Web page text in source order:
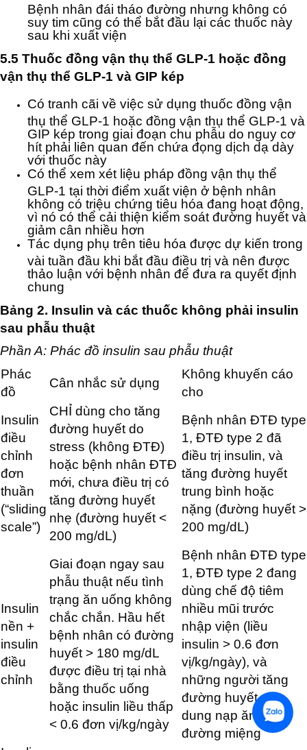
Bệnh nhân đái tháo đường nhưng không có
suy tim cũng có thể bắt đầu lại các thuốc này
sau khi xuất viện
5.5 Thuốc đồng vận thụ thể GLP-1 hoặc đồng
vận thụ thể GLP-1 và GIP kép
Có tranh cãi về việc sử dụng thuốc đồng vận
thụ thể GLP-1 hoặc đồng vận thụ thể GLP-1 và
GIP kép trong giai đoạn chu phẫu do nguy cơ
hít phải liên quan đến chứa đọng dịch dạ dày
với thuốc này
Có thể xem xét liệu pháp đồng vận thụ thể
GLP-1 tại thời điểm xuất viện ở bệnh nhân
không có triệu chứng tiêu hóa đang hoạt động,
vì nó có thể cải thiện kiểm soát đường huyết và
giảm cân nhiều hơn
Tác dụng phụ trên tiêu hóa được dự kiến trong
vài tuần đầu khi bắt đầu điều trị và nên được
thảo luận với bệnh nhân để đưa ra quyết định
chung
Bảng 2. Insulin và các thuốc không phải insulin
sau phẫu thuật
Phần A: Phác đồ insulin sau phẫu thuật
Phác
đồ
Cân nhắc sử dụng
Không khuyến cáo
cho
Insulin
điều
chỉnh
đơn
thuần
(“sliding
scale”)
CHỈ dùng cho tăng
đường huyết do
stress (không ĐTĐ)
hoặc bệnh nhân ĐTĐ
mới, chưa điều trị có
tăng đường huyết
nhẹ (đường huyết <
200 mg/dL)
Bệnh nhân ĐTĐ type
1, ĐTĐ type 2 đã
điều trị insulin, và
tăng đường huyết
trung bình hoặc
nặng (đường huyết >
200 mg/dL)
Insulin
nền +
insulin
điều
chỉnh
Giai đoạn ngay sau
phẫu thuật nếu tình
trạng ăn uống không
chắc chắn. Hầu hết
bệnh nhân có đường
huyết > 180 mg/dL
được điều trị tại nhà
bằng thuốc uống
hoặc insulin liều thấp
< 0.6 đơn vị/kg/ngày
Bệnh nhân ĐTĐ type
1, ĐTĐ type 2 đang
dùng chế độ tiêm
nhiều mũi trước
nhập viện (liều
insulin > 0.6 đơn
vị/kg/ngày), và
những người tăng
đường huyết và
dung nạp ăn uống
đường miệng